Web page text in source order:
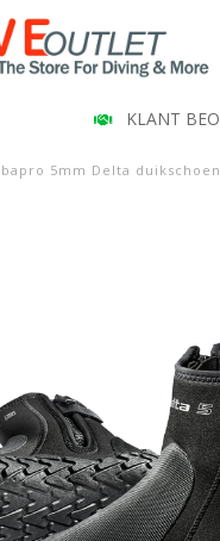
BEOORDELING 9.5
5mm Delta duikschoen